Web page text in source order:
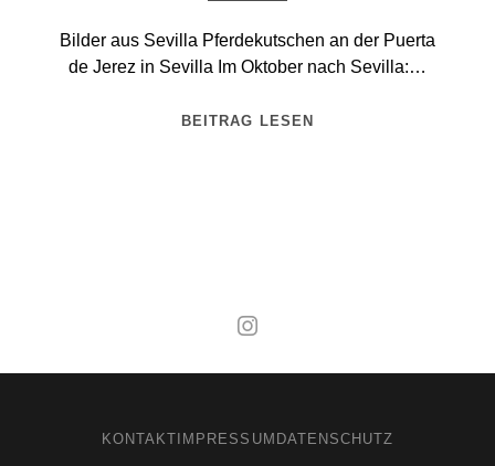
Bilder aus Sevilla Pferdekutschen an der Puerta
de Jerez in Sevilla Im Oktober nach Sevilla:…
BEITRAG LESEN
KONTAKT IMPRESSUM DATENSCHUTZ